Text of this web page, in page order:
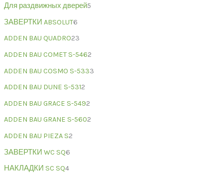
Для раздвижных дверей5
ЗАВЕРТКИ ABSOLUT6
ADDEN BAU QUADRO23
ADDEN BAU COMET S-5462
ADDEN BAU COSMO S-5333
ADDEN BAU DUNE S-5312
ADDEN BAU GRACE S-5492
ADDEN BAU GRANE S-5602
ADDEN BAU PIEZA S2
ЗАВЕРТКИ WC SQ6
НАКЛАДКИ SC SQ4